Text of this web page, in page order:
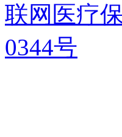
联网医疗
0344号